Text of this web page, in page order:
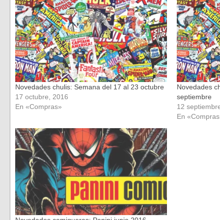
una
ventana
nueva)
una
ventana
nueva)
Novedades chulis: Semana del 17 al 23 octubre
17 octubre, 2016
En «Compras»
Novedades
septiembre
12
En